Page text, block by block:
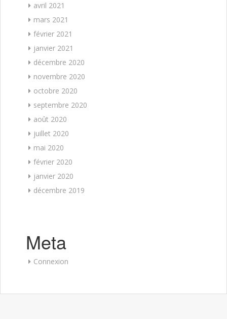
avril 2021
mars 2021
février 2021
janvier 2021
décembre 2020
novembre 2020
octobre 2020
septembre 2020
août 2020
juillet 2020
mai 2020
février 2020
janvier 2020
décembre 2019
Meta
Connexion